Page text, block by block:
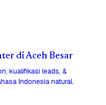
di Aceh Besar
kualifikasi leads, &
Indonesia natural.